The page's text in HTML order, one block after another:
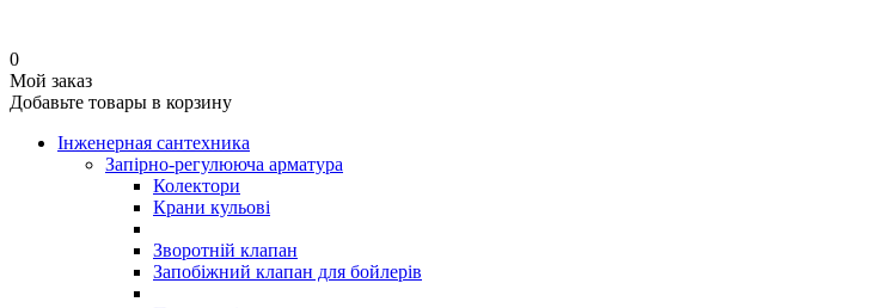
0
Мой заказ
Добавьте товары в корзину
Інженерная сантехника
Запірно-регулююча арматура
Колектори
Крани кульові
Зворотній клапан
Запобіжний клапан для бойлерів